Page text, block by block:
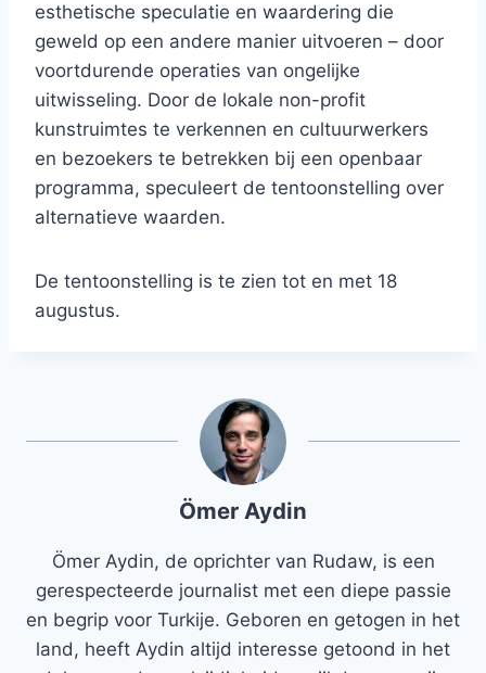
esthetische speculatie en waardering die
geweld op een andere manier uitvoeren – door
voortdurende operaties van ongelijke
uitwisseling. Door de lokale non-profit
kunstruimtes te verkennen en cultuurwerkers
en bezoekers te betrekken bij een openbaar
programma, speculeert de tentoonstelling over
alternatieve waarden.
De tentoonstelling is te zien tot en met 18
augustus.
Ömer Aydin
Ömer Aydin, de oprichter van Rudaw, is een
gerespecteerde journalist met een diepe passie
en begrip voor Turkije. Geboren en getogen in het
land, heeft Aydin altijd interesse getoond in het